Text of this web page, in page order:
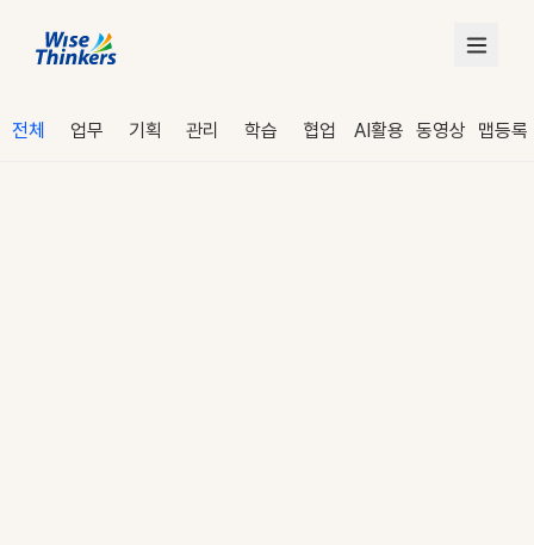
전체 업무 기획 관리 학습 협업 AI활용 동영상 맵등록